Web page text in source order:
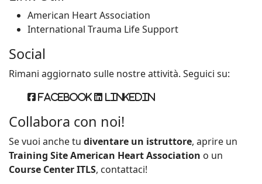
American Heart Association
International Trauma Life Support
Social
Rimani aggiornato sulle nostre attività. Seguici su:
Facebook Linkedin
Collabora con noi!
Se vuoi anche tu diventare un istruttore, aprire un
Training Site American Heart Association o un
Course Center ITLS, contattaci!